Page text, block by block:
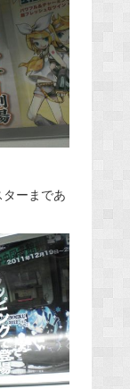
ーまであ